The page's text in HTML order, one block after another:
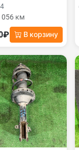
056 км
В корзину